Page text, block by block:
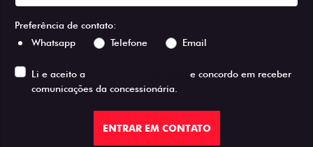
Preferência de contato:
Whatsapp
Telefone Email
Li e aceito a
e concordo em receber
comunicações da concessionária.
ENTRAR EM CONTATO